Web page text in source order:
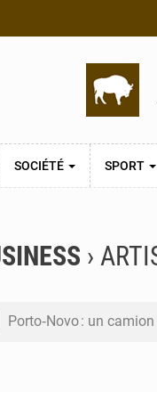
SOCIÉTÉ SPORT
›
Porto‑Novo : un